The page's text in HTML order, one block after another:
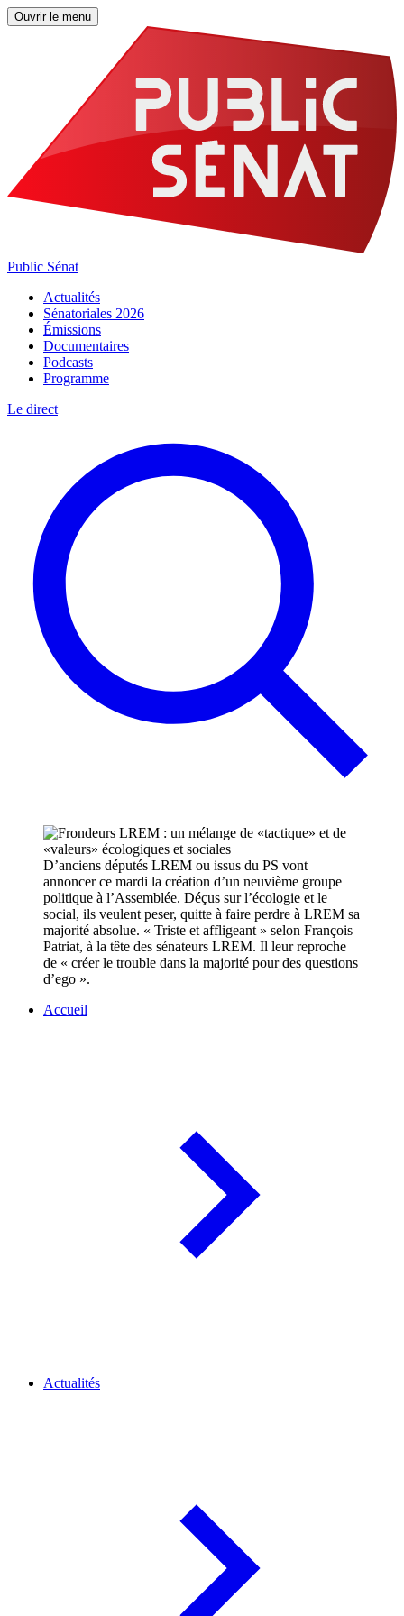
Ouvrir le menu
Public Sénat
Actualités
Sénatoriales 2026
Émissions
Documentaires
Podcasts
Programme
Le direct
D’anciens députés LREM ou issus du PS vont
annoncer ce mardi la création d’un neuvième groupe
politique à l’Assemblée. Déçus sur l’écologie et le
social, ils veulent peser, quitte à faire perdre à LREM sa
majorité absolue. « Triste et affligeant » selon François
Patriat, à la tête des sénateurs LREM. Il leur reproche
de « créer le trouble dans la majorité pour des questions
d’ego ».
Accueil
Actualités